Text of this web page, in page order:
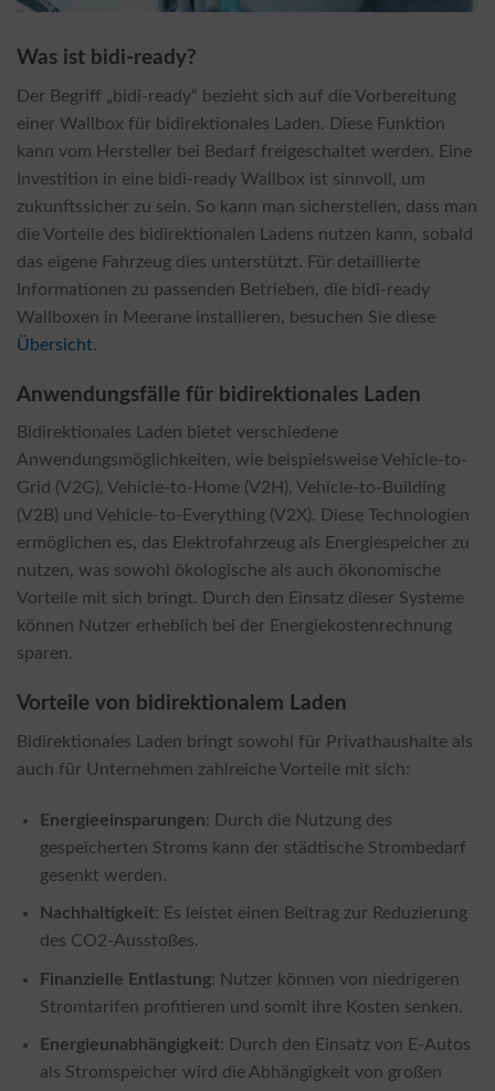
Was ist bidi-ready?
Der Begriff „bidi-ready“ bezieht sich auf die Vorbereitung
einer Wallbox für bidirektionales Laden. Diese Funktion
kann vom Hersteller bei Bedarf freigeschaltet werden. Eine
Investition in eine bidi-ready Wallbox ist sinnvoll, um
zukunftssicher zu sein. So kann man sicherstellen, dass man
die Vorteile des bidirektionalen Ladens nutzen kann, sobald
das eigene Fahrzeug dies unterstützt. Für detaillierte
Informationen zu passenden Betrieben, die bidi-ready
Wallboxen in Meerane installieren, besuchen Sie diese
Übersicht.
Anwendungsfälle für bidirektionales Laden
Bidirektionales Laden bietet verschiedene
Anwendungsmöglichkeiten, wie beispielsweise Vehicle-to-
Grid (V2G), Vehicle-to-Home (V2H), Vehicle-to-Building
(V2B) und Vehicle-to-Everything (V2X). Diese Technologien
ermöglichen es, das Elektrofahrzeug als Energiespeicher zu
nutzen, was sowohl ökologische als auch ökonomische
Vorteile mit sich bringt. Durch den Einsatz dieser Systeme
können Nutzer erheblich bei der Energiekostenrechnung
sparen.
Vorteile von bidirektionalem Laden
Bidirektionales Laden bringt sowohl für Privathaushalte als
auch für Unternehmen zahlreiche Vorteile mit sich:
Energieeinsparungen: Durch die Nutzung des
gespeicherten Stroms kann der städtische Strombedarf
gesenkt werden.
Nachhaltigkeit: Es leistet einen Beitrag zur Reduzierung
des CO2-Ausstoßes.
Finanzielle Entlastung: Nutzer können von niedrigeren
Stromtarifen profitieren und somit ihre Kosten senken.
Energieunabhängigkeit: Durch den Einsatz von E-Autos
als Stromspeicher wird die Abhängigkeit von großen